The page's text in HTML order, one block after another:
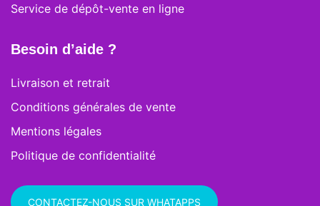
Service de dépôt-vente en ligne
Besoin d’aide ?
Livraison et retrait
Conditions générales de vente
Mentions légales
Politique de confidentialité
CONTACTEZ-NOUS SUR WHATAPPS